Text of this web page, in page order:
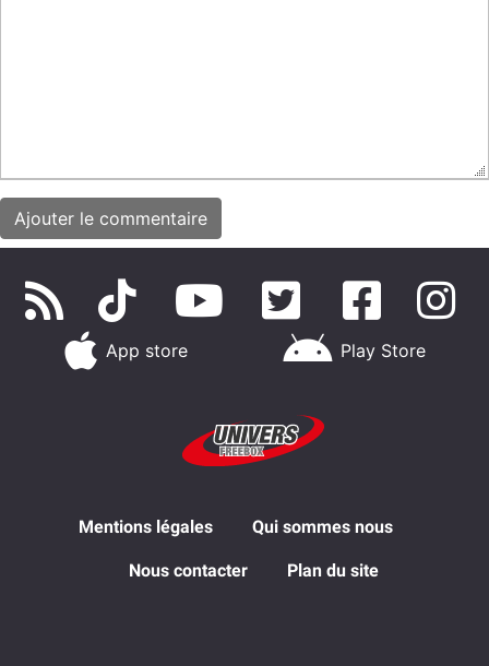
App store Play Store
Mentions légales Qui sommes nous
Nous contacter Plan du site